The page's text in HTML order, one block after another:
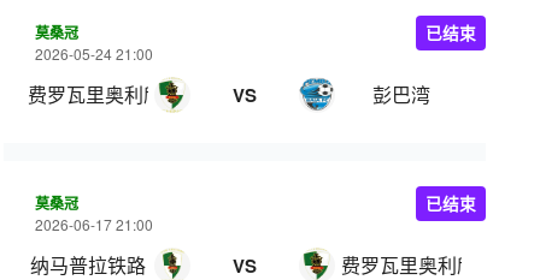
莫桑冠
2026-05-24 21:00
费罗瓦里奥利欣加 VS 彭巴湾
已结束
莫桑冠
2026-06-17 21:00
纳马普拉铁路 VS 费罗瓦里奥利欣加
已结束